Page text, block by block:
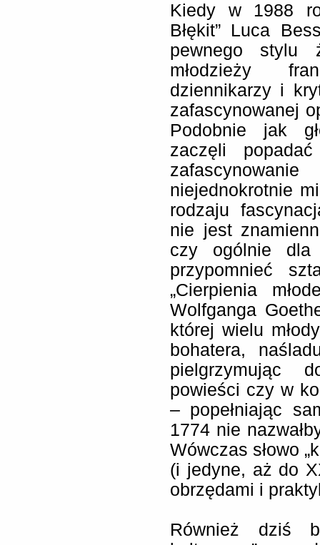
Kiedy w 1988
Błękit” Luca
pewnego stylu
młodzieży
dziennikarzy i
zafascynowanej
Podobnie jak
zaczęli
niejednokrotnie
rodzaju
nie jest
czy ogólnie dla
przypomnieć
„Cierpienia
Wolfganga
której wielu
bohatera,
pielgrzymując
powieści czy w
– popełniając
1774 nie
Wówczas słowo
(i jedyne, aż do
obrzędami i
Również dziś